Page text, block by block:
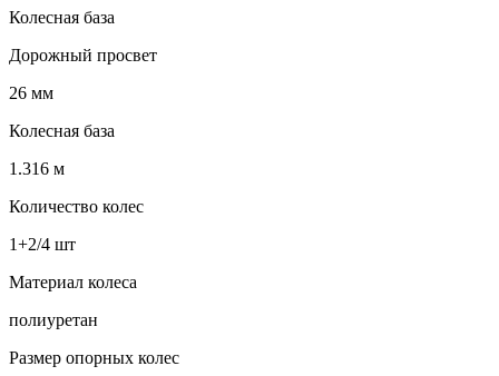
Колесная база
Дорожный просвет
26 мм
Колесная база
1.316 м
Количество колес
1+2/4 шт
Материал колеса
полиуретан
Размер опорных колес